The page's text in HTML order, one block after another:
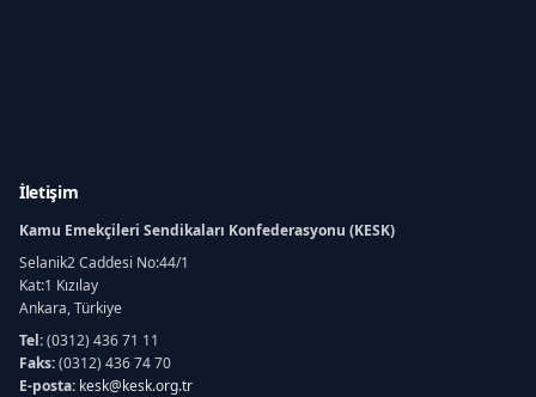
İletişim
Kamu Emekçileri Sendikaları Konfederasyonu (KESK)
Selanik2 Caddesi No:44/1
Kat:1 Kızılay
Ankara, Türkiye
Tel:(0312) 436 71 11
Faks:(0312) 436 74 70
E-posta: kesk@kesk.org.tr